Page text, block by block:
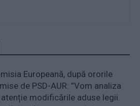
Europeană, după ororile
de PSD-AUR: ”Vom analiza
atenție modificările aduse legii.